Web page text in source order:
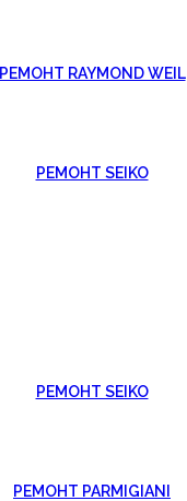
РЕМОНТ RAYMOND WEIL
РЕМОНТ SEIKO
РЕМОНТ SEIKO
РЕМОНТ PARMIGIANI